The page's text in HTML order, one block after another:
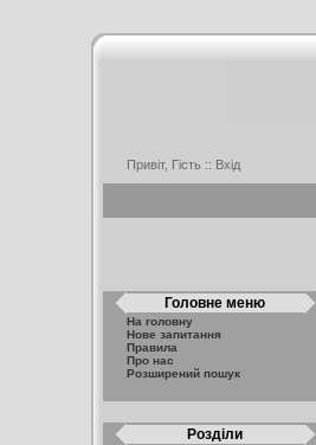
Привіт, Гість :: Вхід
Головне меню
На головну
Нове запитання
Правила
Про нас
Розширений пошук
Розділи